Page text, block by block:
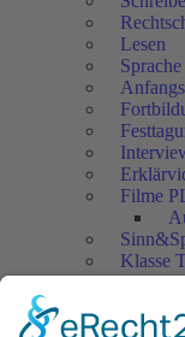
Lesen
Filme
Klasse
Jedes